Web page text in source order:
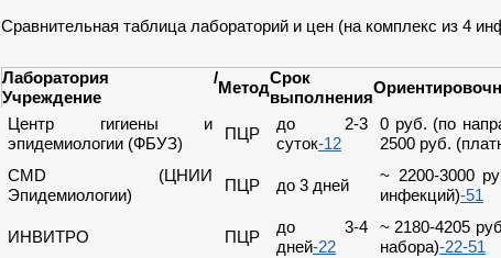
Сравнительная таблица лабораторий и цен (на комплекс из 4
Лаборатория /
Учреждение
Метод
Срок
выполнения
Центр гигиены и
эпидемиологии (ФБУЗ)
ПЦР
до 2-3
суток-12
0 руб. (по
2500 руб.
CMD (ЦНИИ
Эпидемиологии)
ПЦР до 3 дней
~ 2200-3000
инфекций)-51
ИНВИТРО ПЦР
до 3-4
дней-22
~ 2180-4205
набора)-22-51